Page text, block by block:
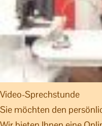
Video-Sprechstunde
Sie möchten den